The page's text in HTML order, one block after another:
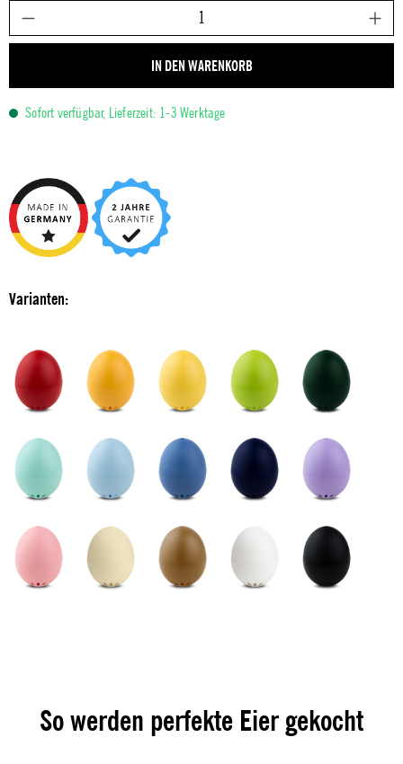
IN DEN WARENKORB
Sofort verfügbar, Lieferzeit: 1-3 Werktage
Varianten:
So werden perfekte Eier gekocht